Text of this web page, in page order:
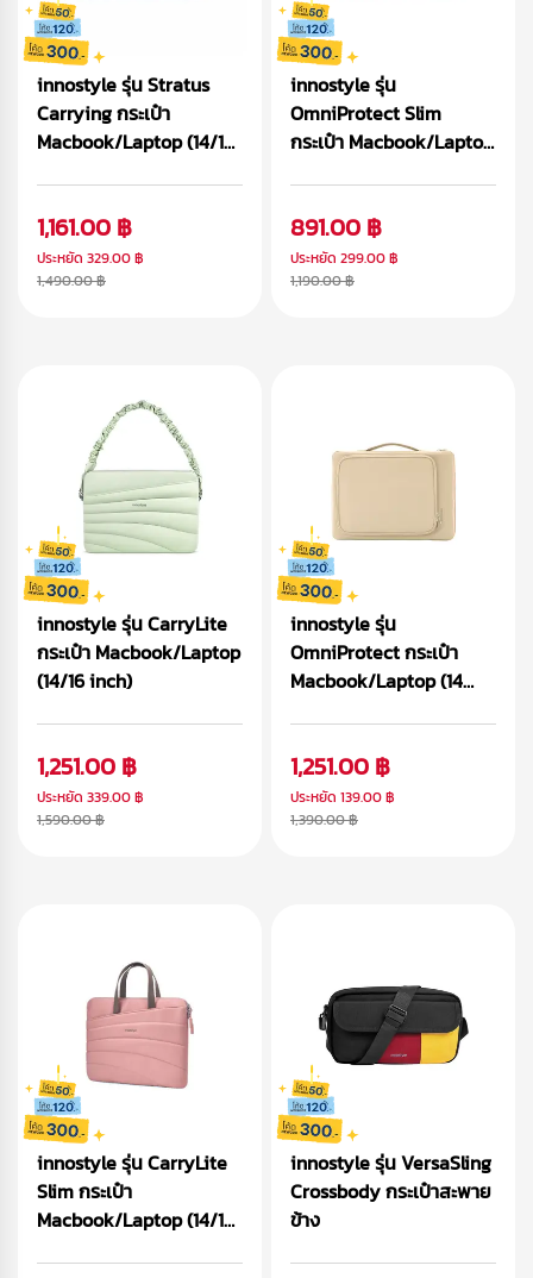
innostyle รุ่น Stratus
Carrying กระเป๋า
Macbook/Laptop (14/16
1,161.00 ฿
ประหยัด 329.00 ฿
1,490.00 ฿
innostyle รุ่น
OmniProtect Slim
กระเป๋า Macbook/Laptop
891.00 ฿
ประหยัด 299.00 ฿
1,190.00 ฿
innostyle รุ่น CarryLite
กระเป๋า Macbook/Laptop
(14/16 inch)
1,251.00 ฿
ประหยัด 339.00 ฿
1,590.00 ฿
innostyle รุ่น
OmniProtect กระเป๋า
Macbook/Laptop (14
1,251.00 ฿
ประหยัด 139.00 ฿
1,390.00 ฿
innostyle รุ่น CarryLite
Slim กระเป๋า
Macbook/Laptop (14/16
innostyle รุ่น VersaSling
Crossbody กระเป๋าสะพาย
ข้าง